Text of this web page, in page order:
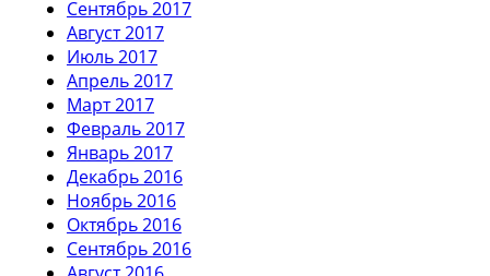
Сентябрь 2017
Август 2017
Июль 2017
Апрель 2017
Март 2017
Февраль 2017
Январь 2017
Декабрь 2016
Ноябрь 2016
Октябрь 2016
Сентябрь 2016